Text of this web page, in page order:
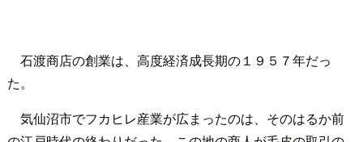
石渡商店の創業は、高度経済成長期の１９５７年だっ
た。
気仙沼市でフカヒレ産業が広まったのは、そのはるか前